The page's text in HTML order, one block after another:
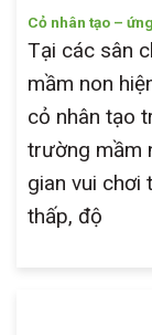
Cỏ nhân tạo –
Tại các sân
mầm non
cỏ nhân tạo
trường mầm
gian vui chơi
thấp, độ